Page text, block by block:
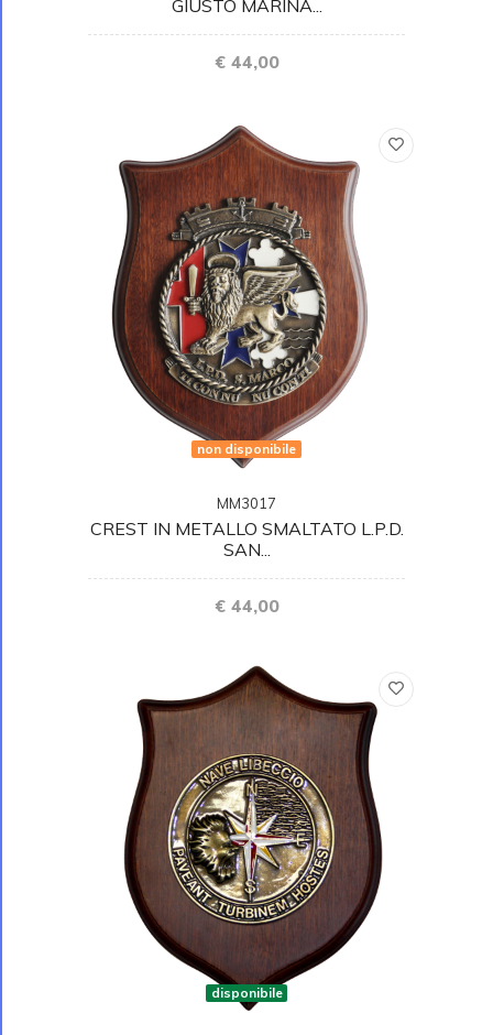
GIUSTO MARINA...
€ 44,00
non disponibile
MM3017
CREST IN METALLO SMALTATO L.P.D.
SAN...
€ 44,00
disponibile